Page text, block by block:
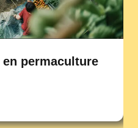
permaculture